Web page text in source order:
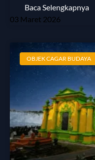
Baca Selengkapnya
03 Maret 2026
OBJEK CAGAR BUDAYA